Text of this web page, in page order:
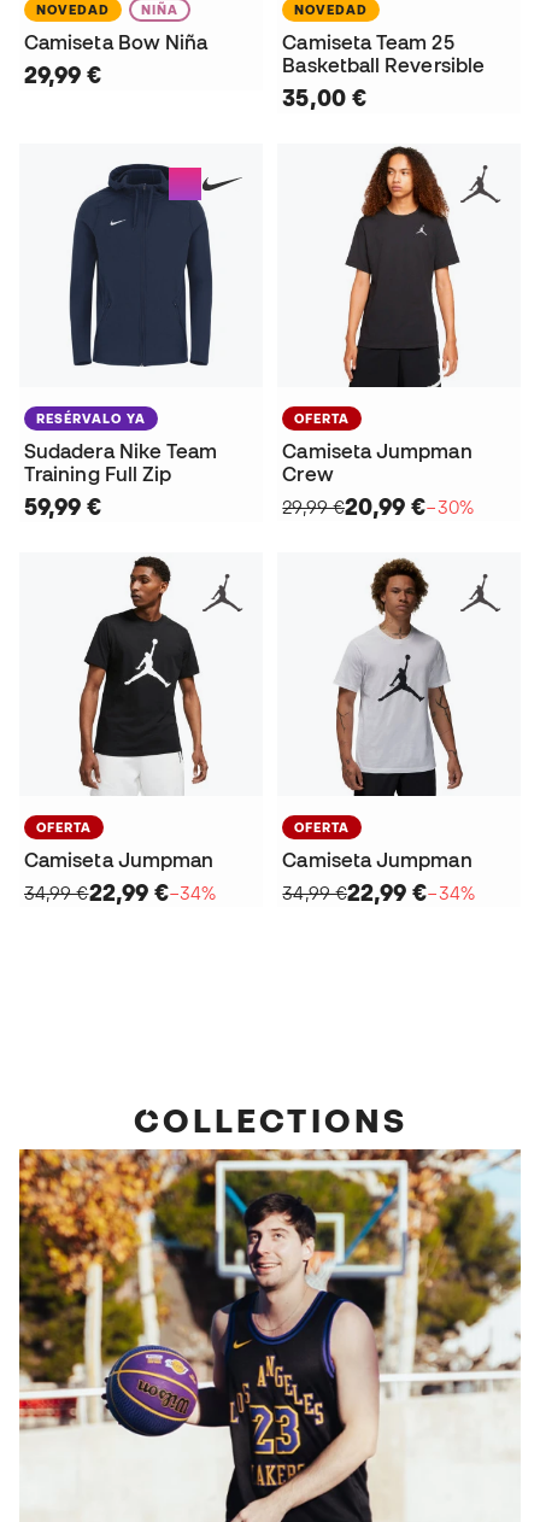
NOVEDAD NIÑA
Camiseta Bow Niña
29,99 €
NOVEDAD
Camiseta Team 25
Basketball Reversible
35,00 €
RESÉRVALO YA
Sudadera Nike Team
Training Full Zip
59,99 €
OFERTA
Camiseta Jumpman
Crew
29,99 €20,99 €−30%
OFERTA
Camiseta Jumpman
34,99 €22,99 €−34%
OFERTA
Camiseta Jumpman
34,99 €22,99 €−34%
COLLECTIONS